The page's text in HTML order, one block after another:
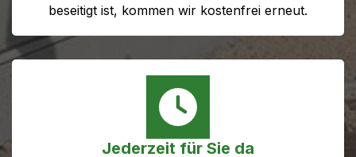
beseitigt ist, kommen wir kostenfrei erneut.
Jederzeit für Sie da